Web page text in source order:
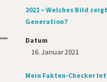
2021 – Welches Bild
Generation?
Datum
16. Januar 2021
Mein Fakten-Checker